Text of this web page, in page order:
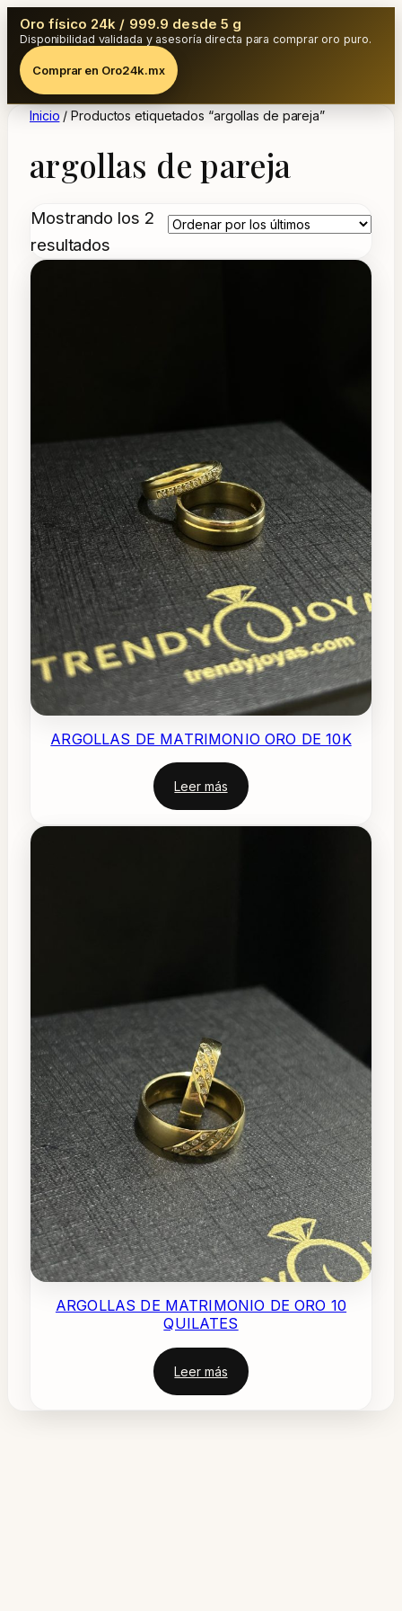
Oro físico 24k / 999.9 desde 5 g
Disponibilidad validada y asesoría directa para comprar oro puro.
Comprar en Oro24k.mx
Inicio / Productos etiquetados “argollas de pareja”
argollas de pareja
Mostrando los 2
resultados
ARGOLLAS DE MATRIMONIO ORO DE 10K
Leer más
ARGOLLAS DE MATRIMONIO DE ORO 10
QUILATES
Leer más